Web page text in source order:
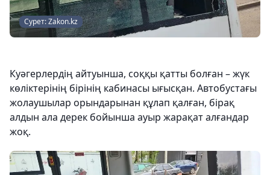
Сурет: Zakon.kz
Куәгерлердің айтуынша, соққы қатты болған – жүк
көліктерінің бірінің кабинасы ығысқан. Автобустағы
жолаушылар орындарынан құлап қалған, бірақ
алдын ала дерек бойынша ауыр жарақат алғандар
жоқ.